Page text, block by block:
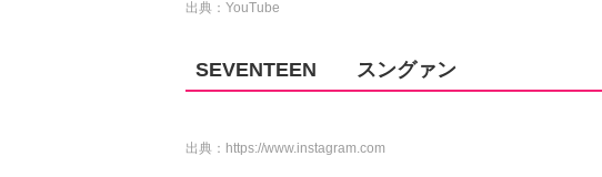
出典：YouTube
SEVENTEEN スングァン
出典： https://www.instagram.com